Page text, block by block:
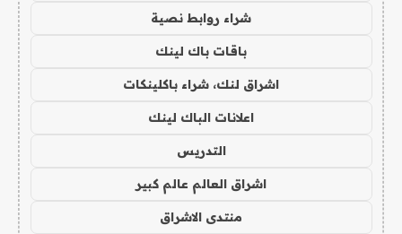
شراء روابط نصية
باقات باك لينك
اشراق لنك، شراء باكلينكات
اعلانات الباك لينك
التدريس
اشراق العالم عالم كبير
منتدى الاشراق